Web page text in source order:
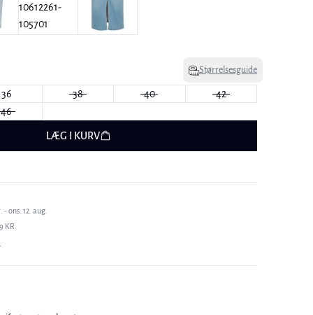
Størrelsesguide
36 38 40
42
46
LÆG I KURV
- ons. 12. aug.
KR.